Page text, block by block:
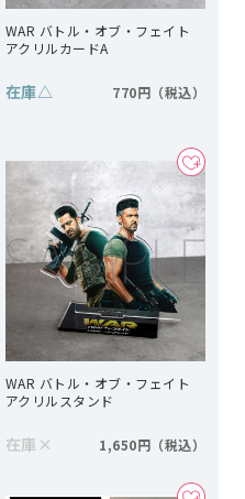
WAR バトル・オブ・フェイト
アクリルカードA
在庫△ 770円
WAR バトル・オブ・フェイト
アクリルスタンド
在庫 × 1,650円